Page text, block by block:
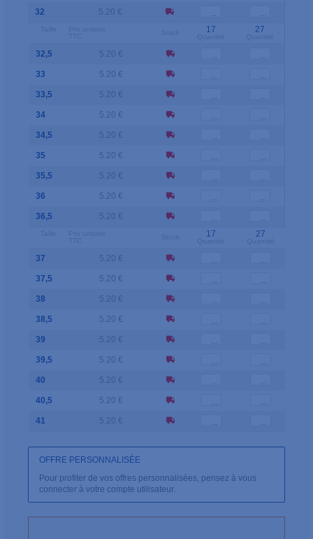
32 5.20 €
17 27
32,5 5.20 €
33 5.20 €
33,5 5.20 €
34 5.20 €
34,5 5.20 €
35 5.20 €
35,5 5.20 €
36 5.20 €
36,5 5.20 €
17 27
37 5.20 €
37,5 5.20 €
38 5.20 €
38,5 5.20 €
39 5.20 €
39,5 5.20 €
40 5.20 €
40,5 5.20 €
41 5.20 €
OFFRE PERSONNALISÉE
Pour profiter de vos offres personnalisées, pensez à vous
connecter à votre compte utilisateur.